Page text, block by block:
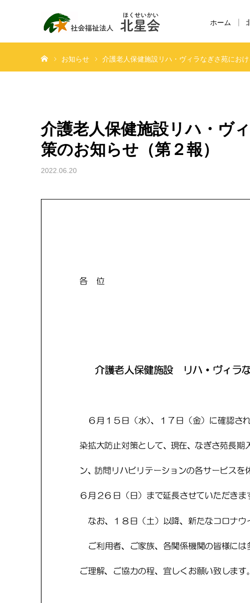
ホーム
お知らせ 介護老人保健施設リハ・ヴィラなぎさ苑にお
介護老人保健施設リハ・ヴ
策のお知らせ（第２報）
2022.06.20